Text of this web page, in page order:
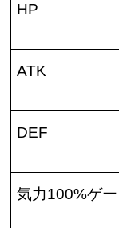
HP
ATK
DEF
気力100%ゲ